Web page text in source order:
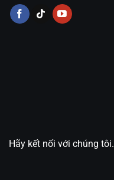
Hãy kết nối với chúng tôi.